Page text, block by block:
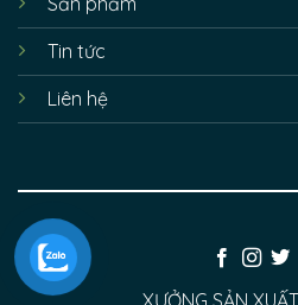
Tin tức
Liên hệ